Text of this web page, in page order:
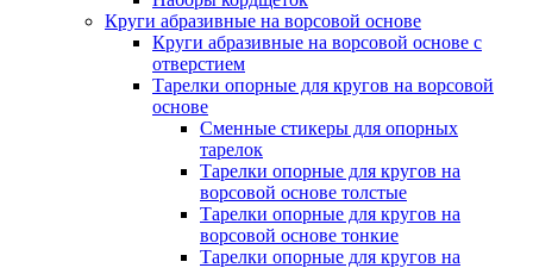
Круги абразивные на ворсовой основе
Круги абразивные на ворсовой основе с
отверстием
Тарелки опорные для кругов на ворсовой
основе
Сменные стикеры для опорных
тарелок
Тарелки опорные для кругов на
ворсовой основе толстые
Тарелки опорные для кругов на
ворсовой основе тонкие
Тарелки опорные для кругов на